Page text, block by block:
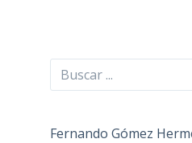
Buscar
Fernando Gómez